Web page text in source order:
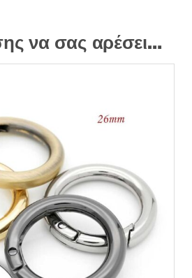
να σας αρέσει…